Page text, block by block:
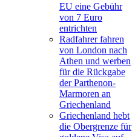
EU eine Gebühr
von 7 Euro
entrichten
Radfahrer fahren
von London nach
Athen und werben
für die Rückgabe
der Parthenon-
Marmoren an
Griechenland
Griechenland hebt
die Obergrenze für